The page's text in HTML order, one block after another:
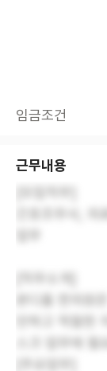
임금조건
근무내용